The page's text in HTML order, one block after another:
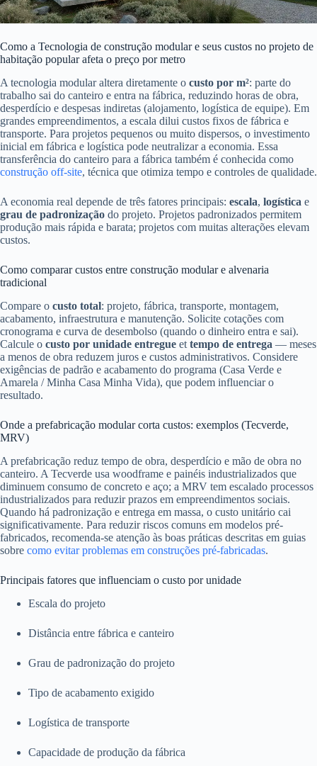
Como a Tecnologia de construção modular e seus custos no projeto de
habitação popular afeta o preço por metro
A tecnologia modular altera diretamente o custo por m²: parte do
trabalho sai do canteiro e entra na fábrica, reduzindo horas de obra,
desperdício e despesas indiretas (alojamento, logística de equipe). Em
grandes empreendimentos, a escala dilui custos fixos de fábrica e
transporte. Para projetos pequenos ou muito dispersos, o investimento
inicial em fábrica e logística pode neutralizar a economia. Essa
transferência do canteiro para a fábrica também é conhecida como
construção off-site, técnica que otimiza tempo e controles de qualidade.
A economia real depende de três fatores principais: escala, logística e
grau de padronização do projeto. Projetos padronizados permitem
produção mais rápida e barata; projetos com muitas alterações elevam
custos.
Como comparar custos entre construção modular e alvenaria
tradicional
Compare o custo total: projeto, fábrica, transporte, montagem,
acabamento, infraestrutura e manutenção. Solicite cotações com
cronograma e curva de desembolso (quando o dinheiro entra e sai).
Calcule o custo por unidade entregue et tempo de entrega — meses
a menos de obra reduzem juros e custos administrativos. Considere
exigências de padrão e acabamento do programa (Casa Verde e
Amarela / Minha Casa Minha Vida), que podem influenciar o
resultado.
Onde a prefabricação modular corta custos: exemplos (Tecverde,
MRV)
A prefabricação reduz tempo de obra, desperdício e mão de obra no
canteiro. A Tecverde usa woodframe e painéis industrializados que
diminuem consumo de concreto e aço; a MRV tem escalado processos
industrializados para reduzir prazos em empreendimentos sociais.
Quando há padronização e entrega em massa, o custo unitário cai
significativamente. Para reduzir riscos comuns em modelos pré-
fabricados, recomenda-se atenção às boas práticas descritas em guias
sobre como evitar problemas em construções pré-fabricadas.
Principais fatores que influenciam o custo por unidade
Escala do projeto
Distância entre fábrica e canteiro
Grau de padronização do projeto
Tipo de acabamento exigido
Logística de transporte
Capacidade de produção da fábrica